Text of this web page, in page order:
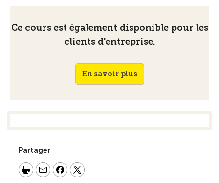
Ce cours est également disponible pour les
clients d'entreprise.
En savoir plus
Partager